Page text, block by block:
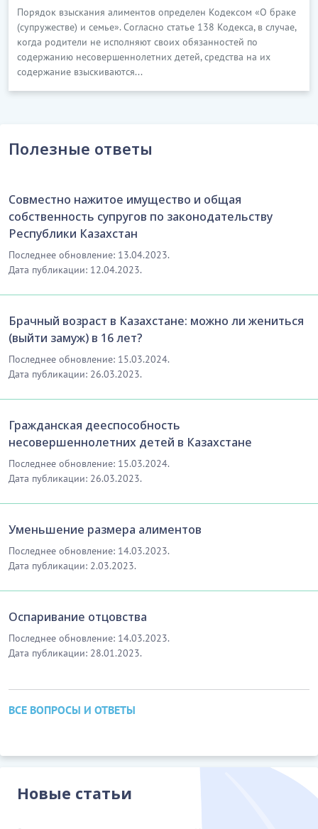
Порядок взыскания алиментов определен Кодексом «О браке
(супружестве) и семье». Согласно статье 138 Кодекса, в случае,
когда родители не исполняют своих обязанностей по
содержанию несовершеннолетних детей, средства на их
содержание взыскиваются...
Полезные ответы
Совместно нажитое имущество и общая
собственность супругов по законодательству
Республики Казахстан
Последнее обновление: 13.04.2023.
Дата публикации: 12.04.2023.
Брачный возраст в Казахстане: можно ли жениться
(выйти замуж) в 16 лет?
Последнее обновление: 15.03.2024.
Дата публикации: 26.03.2023.
Гражданская дееспособность
несовершеннолетних детей в Казахстане
Последнее обновление: 15.03.2024.
Дата публикации: 26.03.2023.
Уменьшение размера алиментов
Последнее обновление: 14.03.2023.
Дата публикации: 2.03.2023.
Оспаривание отцовства
Последнее обновление: 14.03.2023.
Дата публикации: 28.01.2023.
ВСЕ ВОПРОСЫ И ОТВЕТЫ
Новые статьи